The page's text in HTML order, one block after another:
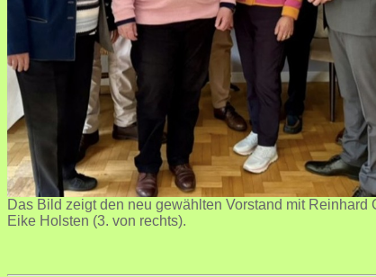
Das Bild zeigt den neu gewählten Vorstand mit
Eike Holsten (3. von rechts).